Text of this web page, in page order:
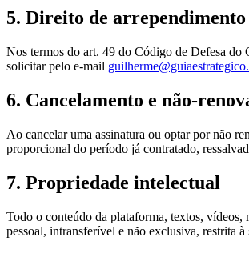
5. Direito de arrependimento
Nos termos do art. 49 do Código de Defesa do
solicitar pelo e-mail
6. Cancelamento e não-
Ao cancelar uma assinatura ou optar por não
proporcional do período já contratado,
7. Propriedade intelectual
Todo o conteúdo da plataforma, textos, vídeos,
pessoal, intransferível e não exclusiva, restrita